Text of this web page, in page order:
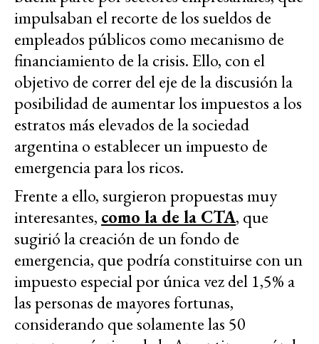
impulsaban el recorte de los sueldos de
empleados públicos como mecanismo de
financiamiento de la crisis. Ello, con el
objetivo de correr del eje de la discusión la
posibilidad de aumentar los impuestos a los
estratos más elevados de la sociedad
argentina o establecer un impuesto de
emergencia para los ricos.
Frente a ello, surgieron propuestas muy
interesantes, como la de la CTA, que
sugirió la creación de un fondo de
emergencia, que podría constituirse con un
impuesto especial por única vez del 1,5% a
las personas de mayores fortunas,
considerando que solamente las 50